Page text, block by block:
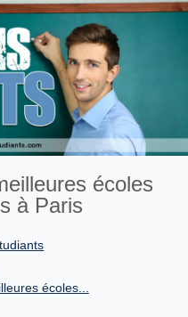
écoles
à Paris
écoles...